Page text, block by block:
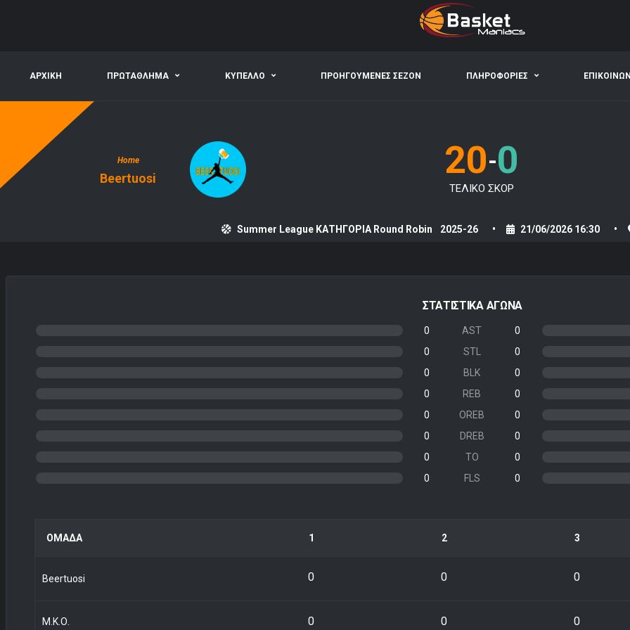
ΑΡΧΙΚΗ ΠΡΩΤΑΘΛΗΜΑ ΚΥΠΕΛΛΟ ΠΡΟΗΓΟΥΜΕΝΕΣ ΣΕΖΟΝ ΠΛΗΡΟΦΟΡΙΕΣ
Home
Beertuosi 20-0
ΤΕΛΙΚΟ ΣΚΟΡ
Summer League ΚΑΤΗΓΟΡΙΑ Round Robin 2025-26 21/06/2026 16:30
ΣΤΑΤΙΣΤΙΚΑ ΑΓΩΝΑ
0 AST
0
0
STL
0
0
BLK
0
0
REB
0
0
OREB
0
0
DREB
0
0
TO
0
0
FLS 0
ΟΜΑΔΑ 1 2 3
Beertuosi 0 0 0
Μ.Κ.Ο. 0 0 0